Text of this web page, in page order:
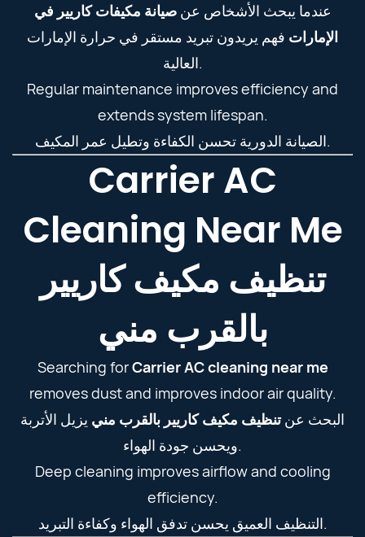
عندما يبحث الأشخاص عنصيانة مكيفات كاريير في
الإمارات فهم يريدون تبريد مستقر في حرارة الإمارات
العالية.
Regular maintenance improves efficiency and
extends system lifespan.
الصيانة الدورية تحسن الكفاءة وتطيل عمر المكيف.
Carrier AC
Cleaning Near Me
تنظيف مكيف كاريير
بالقرب مني
Searching forCarrier AC cleaning near me
removes dust and improves indoor air quality.
البحث عنتنظيف مكيف كاريير بالقرب مني يزيل الأتربة
ويحسن جودة الهواء.
Deep cleaning improves airflow and cooling
efficiency.
التنظيف العميق يحسن تدفق الهواء وكفاءة التبريد.